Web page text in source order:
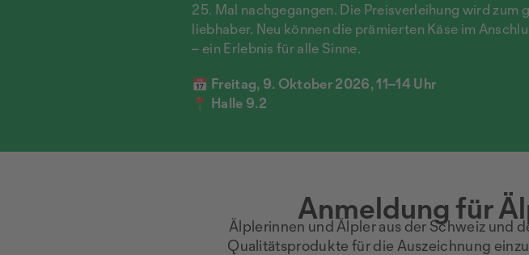
25. Mal nachgegangen. Die Preisverleihung wird
liebhaber. Neu können die prämierten Käse im
– ein Erlebnis für alle Sinne.
📅 Freitag, 9. Oktober 2026, 11–14 Uhr
📍 Halle 9.2
Anmeldung für
Älplerinnen und Älpler aus der Schweiz und
Qualitätsprodukte für die Auszeichnung